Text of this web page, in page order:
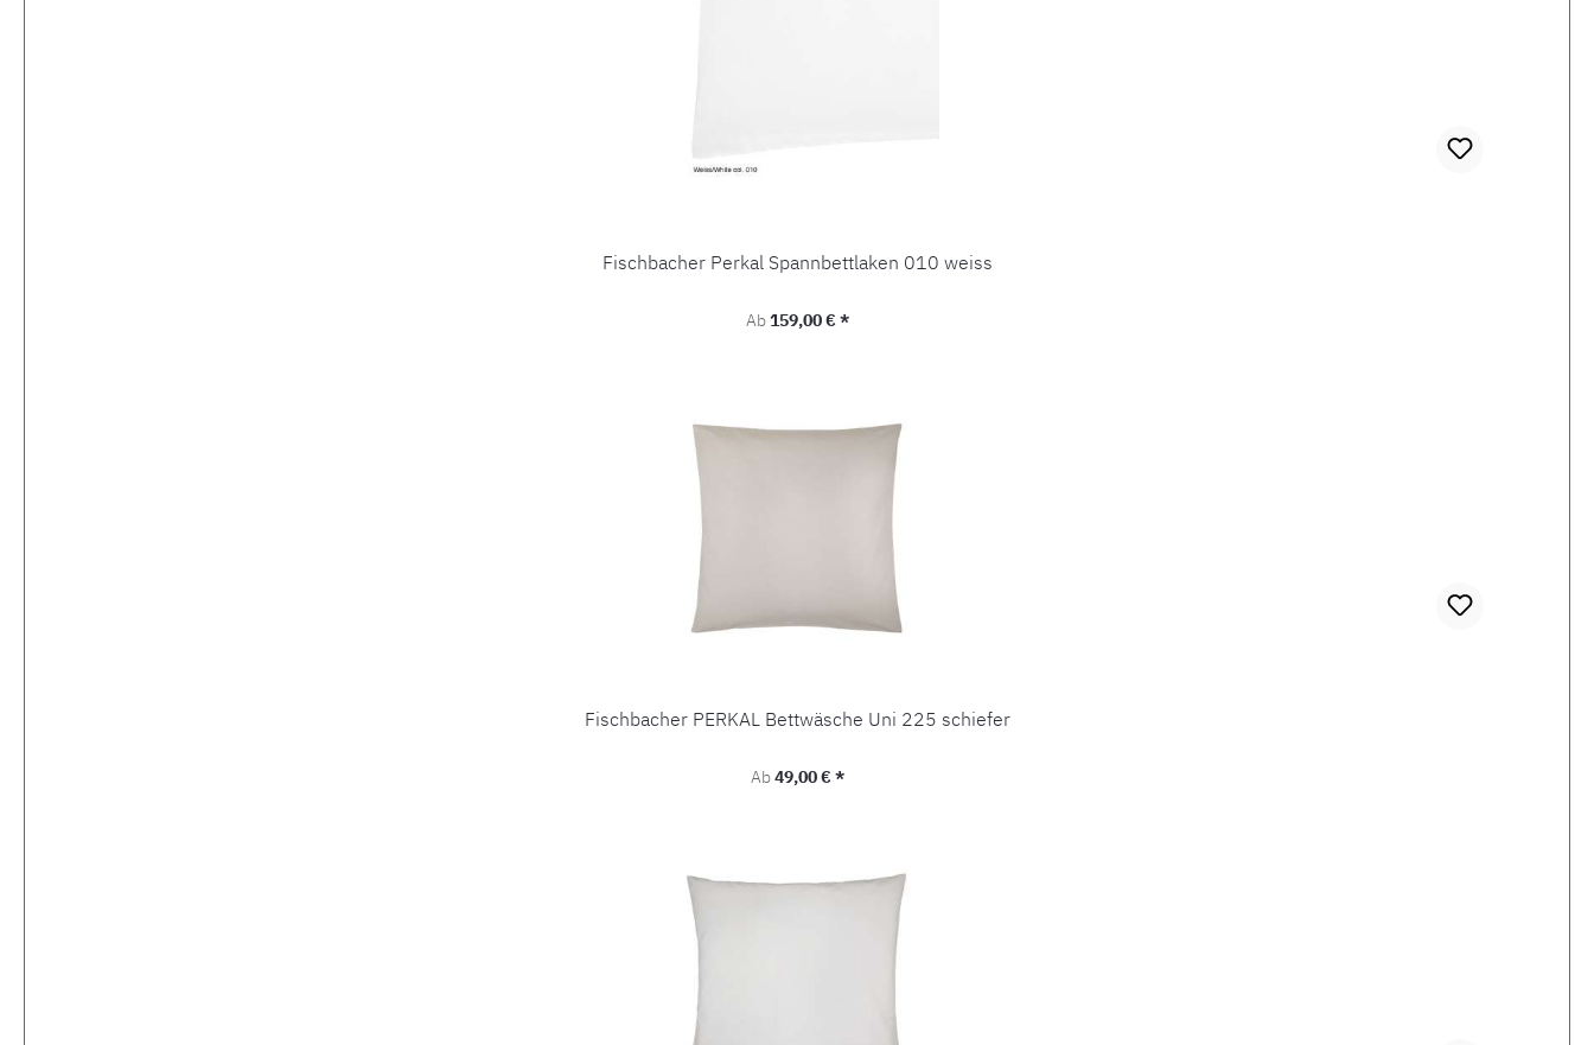
Fischbacher Perkal Spannbettlaken 010 weiss
Regulärer Preis:
Ab159,00 € *
Fischbacher PERKAL Bettwäsche Uni 225 schiefer
Regulärer Preis:
Ab49,00 € *